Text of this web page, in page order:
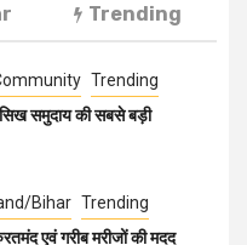
Trending
Trending
समुदाय की सबसे बड़ी
Bihar Trending
एवं गरीब मरीजों की मदद